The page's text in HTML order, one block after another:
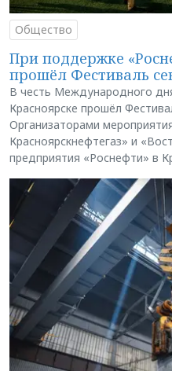
Общество
При поддержке
прошёл Фестиваль
В честь Международного
Красноярске прошёл
Организаторами
Красноярскнефтегаз» и
предприятия «Роснефти» в